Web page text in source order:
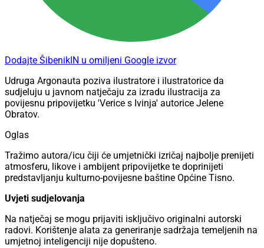
Dodajte ŠibenikIN u omiljeni Google izvor
Udruga Argonauta poziva ilustratore i ilustratorice da
sudjeluju u javnom natječaju za izradu ilustracija za
povijesnu pripovijetku 'Verice s Ivinja' autorice Jelene
Obratov.
Oglas
Tražimo autora/icu čiji će umjetnički izričaj najbolje prenijeti
atmosferu, likove i ambijent pripovijetke te doprinijeti
predstavljanju kulturno-povijesne baštine Općine Tisno.
Uvjeti sudjelovanja
Na natječaj se mogu prijaviti isključivo originalni autorski
radovi. Korištenje alata za generiranje sadržaja temeljenih na
umjetnoj inteligenciji nije dopušteno.